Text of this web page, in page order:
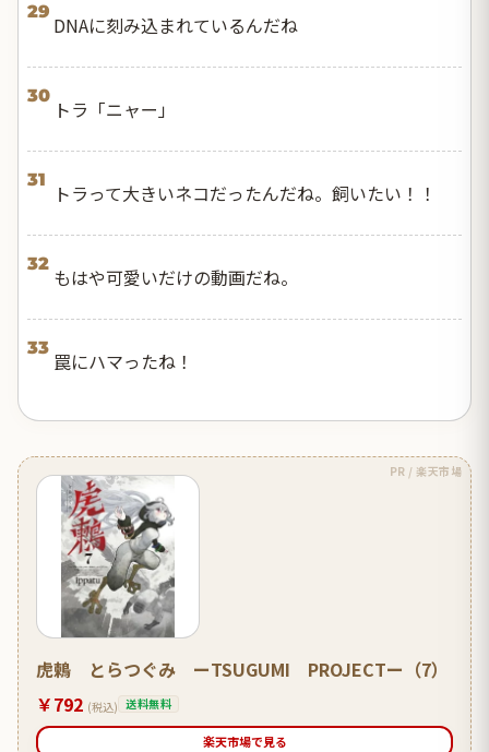
29
DNAに刻み込まれているんだね
30
トラ「ニャー」
31
トラって大きいネコだったんだね。飼いたい！！
32
もはや可愛いだけの動画だね。
33
罠にハマったね！
PR / 楽天市場
虎鶫 とらつぐみ ーTSUGUMI PROJECTー（7）
￥792 (税込) 送料無料
楽天市場で見る